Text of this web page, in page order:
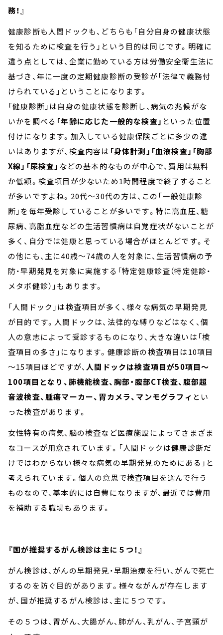
務！』
健康診断も人間ドックも、どちらも「自分自身の健康状態
を知るために検査を行う」という目的は同じです。明確に
違う点としては、企業に勤めている方は労働安全衛生法に
基づき、年に一度の定期健康診断の受診が「法律で義務付
けられている」ということになります。
「健康診断」は自身の健康状態を診断し、病気の兆候がな
いかを調べる 「年齢に応じた一般的な検査」 といった位置
付けになります。加入している健康保険ごとに多少の違
いはありますが、検査内容は 「身体計測」「血液検査」「胸部
X線」「尿検査」 などの基本的なものが中心で、費用は無料
か低額。検査項目が少ないため1時間程度で終了すること
が多いですよね。20代～30代の方は、この「一般健康診
断」を毎年受診していることが多いです。特に高血圧、糖
尿病、高脂血症などの生活習慣病は自覚症状がないことが
多く、自分では健康と思っている場合がほとんどです。そ
の他にも、主に40歳～74歳の人を対象に、生活習慣病の予
防・早期発見を対象に実施する「特定健康診査（特定健診・
メタボ健診）」もあります。
「人間ドック」は検査項目が多く、様々な病気の早期発見
が目的です。人間ドックは、法律的な縛りなどはなく、個
人の意志によって受診するものになり、大きな違いは「検
査項目の多さ」になります。健康診断の検査項目は10項目
～15項目ほどですが、人間ドックは検査項目が50項目～
100項目となり、肺機能検査、胸部・腹部CT検査、腹部超
音波検査、腫瘍マーカー、胃カメラ、マンモグラフィ とい
った検査があります。
女性特有の病気、脳の検査など医療施設によってさまざま
なコースが用意されています。「人間ドックは健康診断だ
けではわからない様々な病気の早期発見のためにある」と
考えられています。個人の意思で検査項目を選んで行う
ものなので、基本的には自費になりますが、最近では費用
を補助する職場もあります。
『国が推奨するがん検診は主に５つ！』
がん検診は、がんの早期発見・早期治療を行い、がんで死亡
するのを防ぐ目的があります。様々ながんが存在します
が、国が推奨するがん検診は、主に５つです。
その５つは、胃がん、大腸がん、肺がん、乳がん、子宮頸が